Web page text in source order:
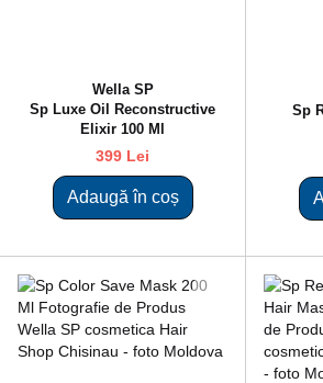
Wella SP
Sp Luxe Oil Reconstructive
Elixir 100 Ml
399 Lei
Adaugă în coș
Sp